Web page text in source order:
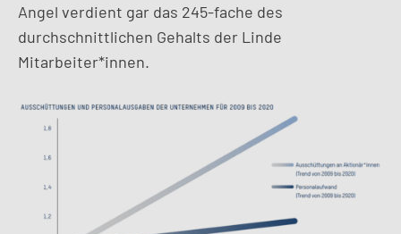
Angel verdient gar das 245-fache des
durchschnittlichen Gehalts der Linde
Mitarbeiter*innen.